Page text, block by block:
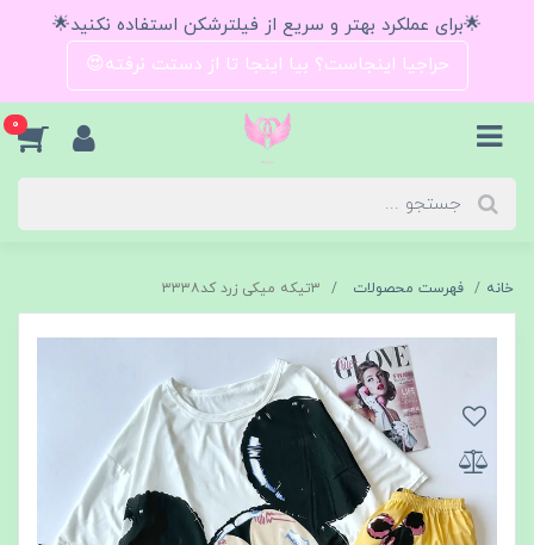
🌟برای عملکرد بهتر و سریع از فیلترشکن استفاده نکنید🌟
حراجیا اینجاست؟ بیا اینجا تا از دستت نرفته😍
0
خانه فهرست محصولات ۳تیکه میکی زرد کد۳۳۳۸